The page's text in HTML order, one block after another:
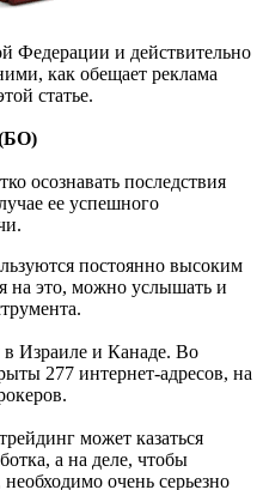
Федерации и действительно
как обещает реклама
статье.
осознавать последствия
ее успешного
постоянно высоким
на это, можно услышать и
Израиле и Канаде. Во
277 интернет-адресов, на
может казаться
а на деле, чтобы
очень серьезно